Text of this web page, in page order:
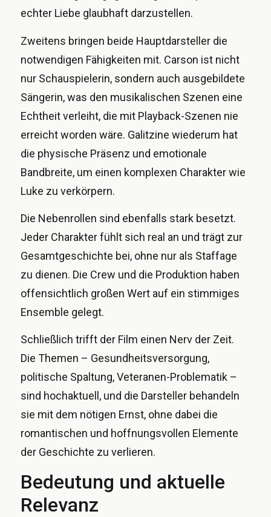
echter Liebe glaubhaft darzustellen.
Zweitens bringen beide Hauptdarsteller die
notwendigen Fähigkeiten mit. Carson ist nicht
nur Schauspielerin, sondern auch ausgebildete
Sängerin, was den musikalischen Szenen eine
Echtheit verleiht, die mit Playback-Szenen nie
erreicht worden wäre. Galitzine wiederum hat
die physische Präsenz und emotionale
Bandbreite, um einen komplexen Charakter wie
Luke zu verkörpern.
Die Nebenrollen sind ebenfalls stark besetzt.
Jeder Charakter fühlt sich real an und trägt zur
Gesamtgeschichte bei, ohne nur als Staffage
zu dienen. Die Crew und die Produktion haben
offensichtlich großen Wert auf ein stimmiges
Ensemble gelegt.
Schließlich trifft der Film einen Nerv der Zeit.
Die Themen – Gesundheitsversorgung,
politische Spaltung, Veteranen-Problematik –
sind hochaktuell, und die Darsteller behandeln
sie mit dem nötigen Ernst, ohne dabei die
romantischen und hoffnungsvollen Elemente
der Geschichte zu verlieren.
Bedeutung und aktuelle
Relevanz